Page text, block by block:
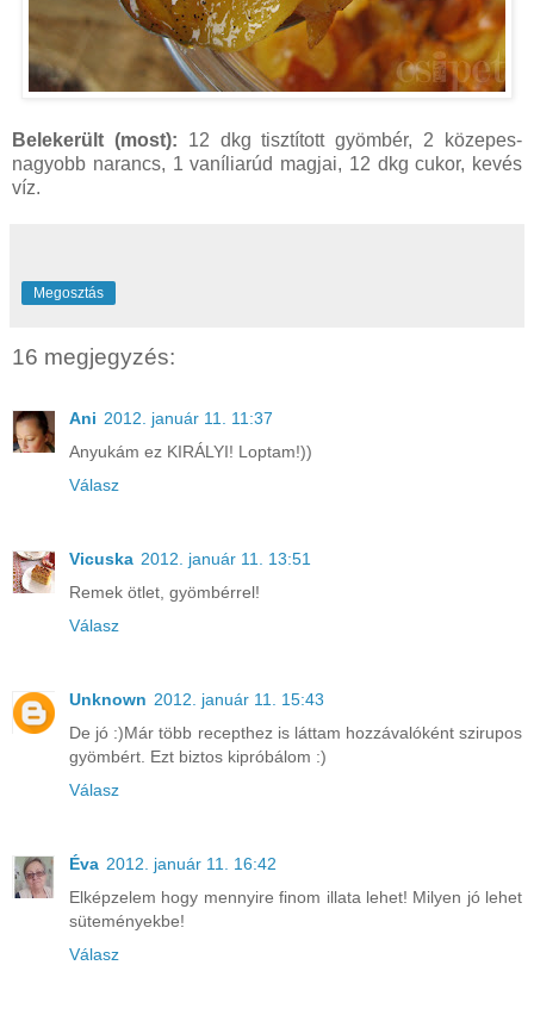
Belekerült (most): 12 dkg tisztított gyömbér, 2 közepes-
nagyobb narancs, 1 vaníliarúd magjai, 12 dkg cukor, kevés
víz.
Megosztás
16 megjegyzés:
Ani 2012. január 11. 11:37
Anyukám ez KIRÁLYI! Loptam!))
Válasz
Vicuska 2012. január 11. 13:51
Remek ötlet, gyömbérrel!
Válasz
Unknown 2012. január 11. 15:43
De jó :)Már több recepthez is láttam hozzávalóként szirupos
gyömbért. Ezt biztos kipróbálom :)
Válasz
Éva 2012. január 11. 16:42
Elképzelem hogy mennyire finom illata lehet! Milyen jó lehet
süteményekbe!
Válasz